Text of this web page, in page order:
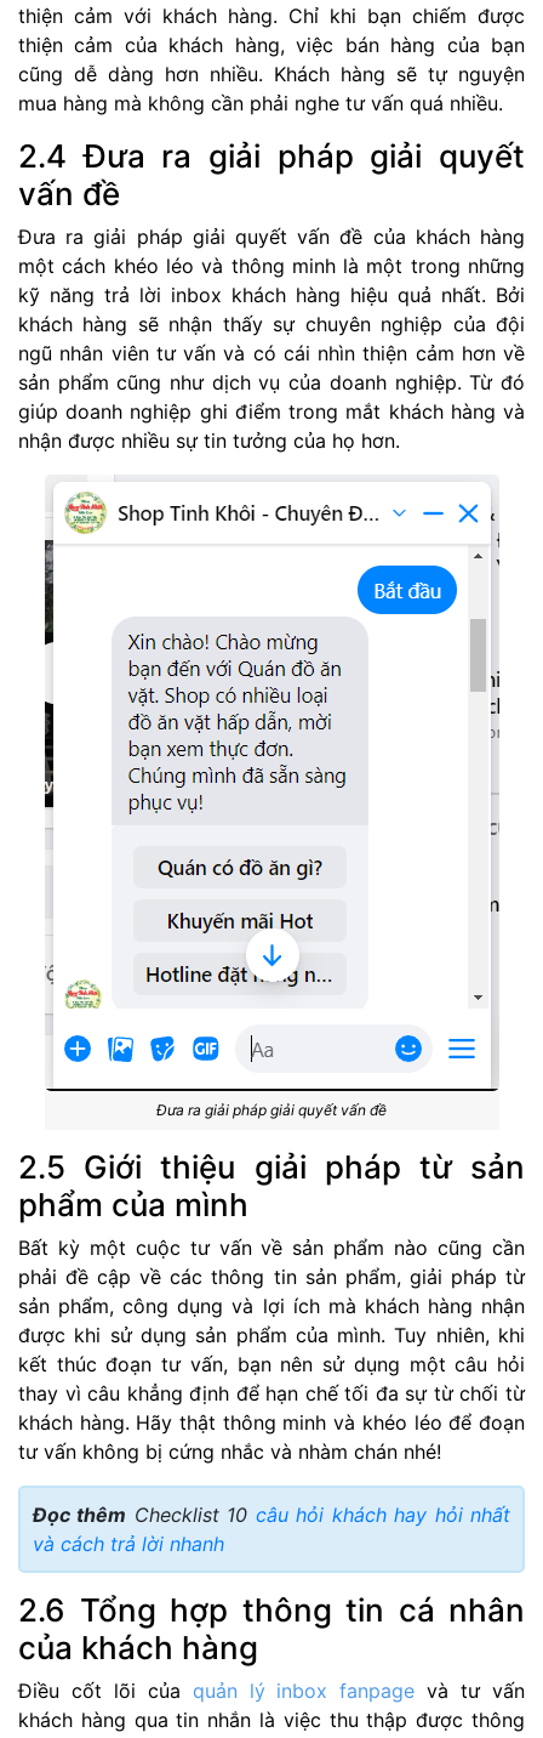
thiện cảm với khách hàng. Chỉ khi bạn chiếm được
thiện cảm của khách hàng, việc bán hàng của bạn
cũng dễ dàng hơn nhiều. Khách hàng sẽ tự nguyện
mua hàng mà không cần phải nghe tư vấn quá nhiều.
2.4 Đưa ra giải pháp giải quyết
vấn đề
Đưa ra giải pháp giải quyết vấn đề của khách hàng
một cách khéo léo và thông minh là một trong những
kỹ năng trả lời inbox khách hàng hiệu quả nhất. Bởi
khách hàng sẽ nhận thấy sự chuyên nghiệp của đội
ngũ nhân viên tư vấn và có cái nhìn thiện cảm hơn về
sản phẩm cũng như dịch vụ của doanh nghiệp. Từ đó
giúp doanh nghiệp ghi điểm trong mắt khách hàng và
nhận được nhiều sự tin tưởng của họ hơn.
Đưa ra giải pháp giải quyết vấn đề
2.5 Giới thiệu giải pháp từ sản
phẩm của mình
Bất kỳ một cuộc tư vấn về sản phẩm nào cũng cần
phải đề cập về các thông tin sản phẩm, giải pháp từ
sản phẩm, công dụng và lợi ích mà khách hàng nhận
được khi sử dụng sản phẩm của mình. Tuy nhiên, khi
kết thúc đoạn tư vấn, bạn nên sử dụng một câu hỏi
thay vì câu khẳng định để hạn chế tối đa sự từ chối từ
khách hàng. Hãy thật thông minh và khéo léo để đoạn
tư vấn không bị cứng nhắc và nhàm chán nhé!
Đọc thêm Checklist 10 câu hỏi khách hay hỏi nhất
và cách trả lời nhanh
2.6 Tổng hợp thông tin cá nhân
của khách hàng
Điều cốt lõi của quản lý inbox fanpage và tư vấn
khách hàng qua tin nhắn là việc thu thập được thông